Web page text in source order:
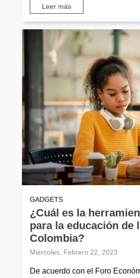
Leer más
GADGETS
¿Cuál es la
para la educación de
Colombia?
Miércoles, Febrero 22, 2023
De acuerdo con el Foro